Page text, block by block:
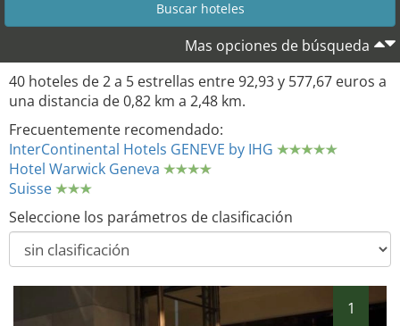
Mas opciones de búsqueda
40 hoteles de 2 a 5 estrellas entre 92,93 y 577,67 euros a
una distancia de 0,82 km a 2,48 km.
Frecuentemente recomendado:
InterContinental Hotels GENEVE by IHG
Hotel Warwick Geneva
Suisse
Seleccione los parámetros de clasificación
1